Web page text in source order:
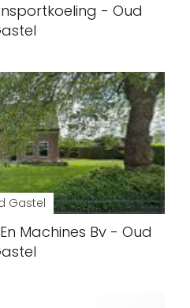
- Oud
Gastel
Machines Bv - Oud